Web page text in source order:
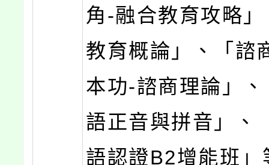
角-融合教育攻略
教育概論」、「諮
本功-諮商理論」
語正音與拼音」、
語認證B2增能班」